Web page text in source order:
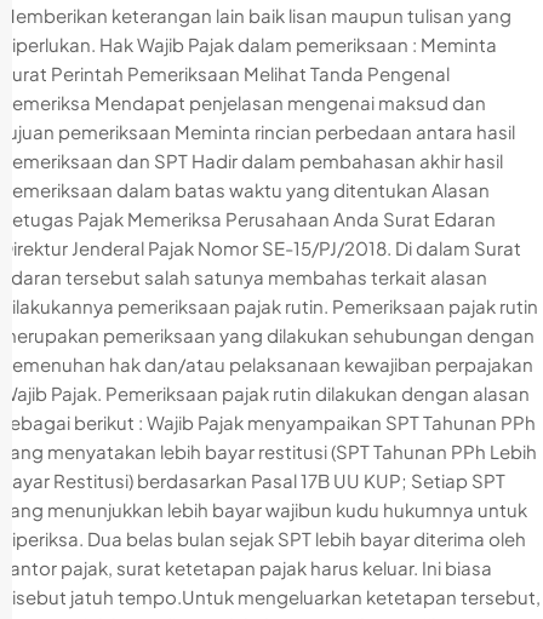
Memberikan keterangan lain baik lisan maupun tulisan yang
diperlukan. Hak Wajib Pajak dalam pemeriksaan : Meminta
Surat Perintah Pemeriksaan Melihat Tanda Pengenal
Pemeriksa Mendapat penjelasan mengenai maksud dan
tujuan pemeriksaan Meminta rincian perbedaan antara hasil
pemeriksaan dan SPT Hadir dalam pembahasan akhir hasil
pemeriksaan dalam batas waktu yang ditentukan Alasan
Petugas Pajak Memeriksa Perusahaan Anda Surat Edaran
Direktur Jenderal Pajak Nomor SE-15/PJ/2018. Di dalam Surat
Edaran tersebut salah satunya membahas terkait alasan
dilakukannya pemeriksaan pajak rutin. Pemeriksaan pajak rutin
merupakan pemeriksaan yang dilakukan sehubungan dengan
pemenuhan hak dan/atau pelaksanaan kewajiban perpajakan
Wajib Pajak. Pemeriksaan pajak rutin dilakukan dengan alasan
sebagai berikut : Wajib Pajak menyampaikan SPT Tahunan PPh
yang menyatakan lebih bayar restitusi (SPT Tahunan PPh Lebih
Bayar Restitusi) berdasarkan Pasal 17B UU KUP; Setiap SPT
yang menunjukkan lebih bayar wajibun kudu hukumnya untuk
diperiksa. Dua belas bulan sejak SPT lebih bayar diterima oleh
kantor pajak, surat ketetapan pajak harus keluar. Ini biasa
disebut jatuh tempo.Untuk mengeluarkan ketetapan tersebut,